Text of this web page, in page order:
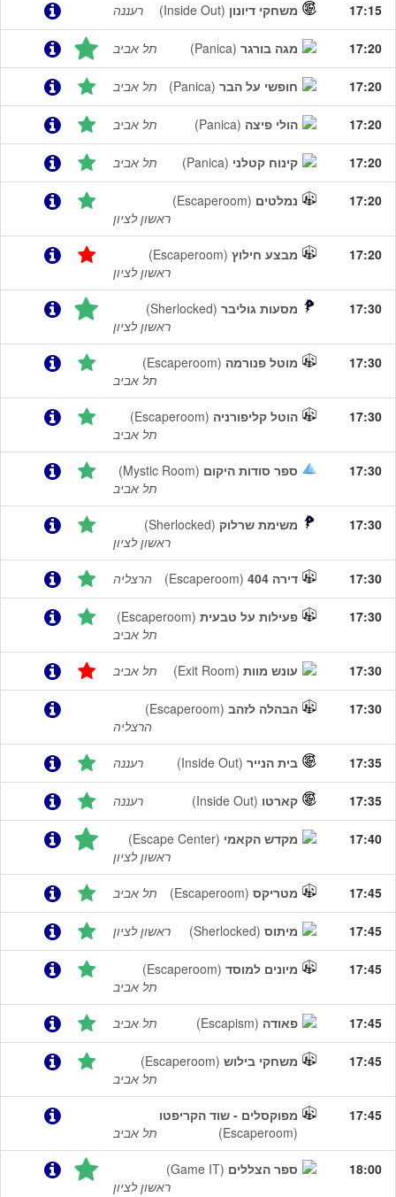
17:15 משחקי דיונון (Inside Out) רעננה
17:20 מגה בורגר (Panica) תל אביב
17:20 חופשי על הבר (Panica) תל אביב
17:20 הולי פיצה (Panica) תל אביב
17:20 קינוח קטלני (Panica) תל אביב
17:20 נמלטים (Escaperoom)
ראשון לציון
17:20 מבצע חילוץ (Escaperoom)
ראשון לציון
17:30 מסעות גוליבר (Sherlocked)
ראשון לציון
17:30 מוטל פנורמה (Escaperoom)
תל אביב
17:30 הוטל קליפורניה (Escaperoom)
תל אביב
17:30 ספר סודות היקום (Mystic Room)
תל אביב
17:30 משימת שרלוק (Sherlocked)
ראשון לציון
17:30 דירה 404 (Escaperoom) הרצליה
17:30 פעילות על טבעית (Escaperoom)
תל אביב
17:30 עונש מוות (Exit Room) תל אביב
17:30 הבהלה לזהב (Escaperoom)
הרצליה
17:35 בית הנייר (Inside Out) רעננה
17:35 קארטו (Inside Out) רעננה
17:40 מקדש הקאמי (Escape Center)
ראשון לציון
17:45 מטריקס (Escaperoom) תל אביב
17:45 מיתוס (Sherlocked) ראשון לציון
17:45 מיונים למוסד (Escaperoom)
תל אביב
17:45 פאודה (Escapism) תל אביב
17:45 משחקי בילוש (Escaperoom)
תל אביב
17:45
מפוקסלים - שוד הקריפטו
(Escaperoom)
תל אביב
18:00 ספר הצללים (Game IT)
ראשון לציון